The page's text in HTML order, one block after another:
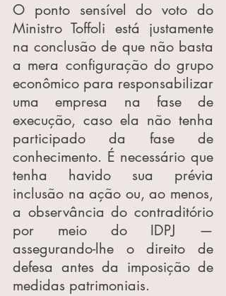
O ponto sensível do voto do
Ministro Toffoli está justamente
na conclusão de que não basta
a mera configuração do grupo
econômico para responsabilizar
uma empresa na fase de
execução, caso ela não tenha
participado da fase de
conhecimento. É necessário que
tenha havido sua prévia
inclusão na ação ou, ao menos,
a observância do contraditório
por meio do IDPJ —
assegurando-lhe o direito de
defesa antes da imposição de
medidas patrimoniais.